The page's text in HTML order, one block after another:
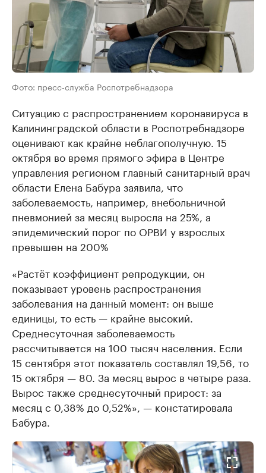
Фото: пресс-служба Роспотребнадзора
Ситуацию с распространением коронавируса в
Калининградской области в Роспотребнадзоре
оценивают как крайне неблагополучную. 15
октября во время прямого эфира в Центре
управления регионом главный санитарный врач
области Елена Бабура заявила, что
заболеваемость, например, внебольничной
пневмонией за месяц выросла на 25%, а
эпидемический порог по ОРВИ у взрослых
превышен на 200%
«Растёт коэффициент репродукции, он
показывает уровень распространения
заболевания на данный момент: он выше
единицы, то есть — крайне высокий.
Среднесуточная заболеваемость
рассчитывается на 100 тысяч населения. Если
15 сентября этот показатель составлял 19,56, то
15 октября — 80. За месяц вырос в четыре раза.
Вырос также среднесуточный прирост: за
месяц с 0,38% до 0,52%», — констатировала
Бабура.